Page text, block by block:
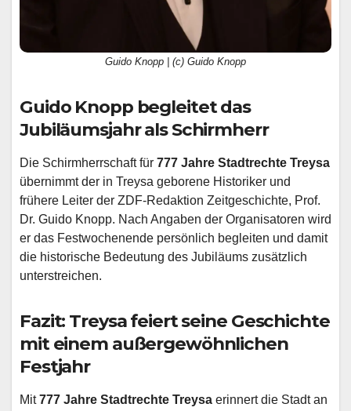
Guido Knopp | (c) Guido Knopp
Guido Knopp begleitet das
Jubiläumsjahr als Schirmherr
Die Schirmherrschaft für 777 Jahre Stadtrechte Treysa
übernimmt der in Treysa geborene Historiker und
frühere Leiter der ZDF-Redaktion Zeitgeschichte, Prof.
Dr. Guido Knopp. Nach Angaben der Organisatoren wird
er das Festwochenende persönlich begleiten und damit
die historische Bedeutung des Jubiläums zusätzlich
unterstreichen.
Fazit: Treysa feiert seine Geschichte
mit einem außergewöhnlichen
Festjahr
Mit777 Jahre Stadtrechte Treysa erinnert die Stadt an